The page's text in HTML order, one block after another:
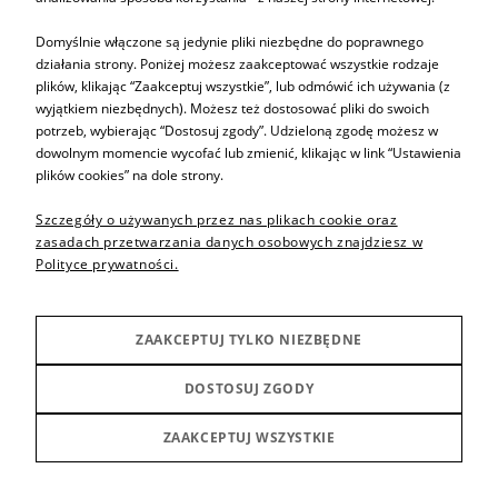
Jaką kominiarkę motocyklową wybrać na lato a jaką na
zimę?
po raz pierwszy jej doświadczy. Aby jednak była zawsze
przyjemna, wymaga odpowiedniego przygotowania, między
innymi specjalnego ubioru dostosowanego do pory roku. Jednym
z ważnych elementów jest kominiarka motocyklowa. Jaki model
Domyślnie włączone są jedynie pliki niezbędne do poprawnego
działania strony. Poniżej możesz zaakceptować wszystkie rodzaje
plików, klikając “Zaakceptuj wszystkie”, lub odmówić ich używania (z
wyjątkiem niezbędnych). Możesz też dostosować pliki do swoich
potrzeb, wybierając “Dostosuj zgody”. Udzieloną zgodę możesz w
dowolnym momencie wycofać lub zmienić, klikając w link “Ustawienia
plików cookies” na dole strony.
Szczegóły o używanych przez nas plikach cookie oraz
zasadach przetwarzania danych osobowych znajdziesz w
Polityce prywatności.
ZAAKCEPTUJ TYLKO NIEZBĘDNE
DOSTOSUJ ZGODY
ZAAKCEPTUJ WSZYSTKIE